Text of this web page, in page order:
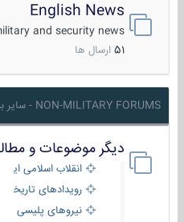
English News
and security news
51 ارسال ها
NON-MILITARY FORUMS - سایر بخشها
دیگر موضوعات و
انقلاب اسلامی ایران
رویدادهای تاریخی
نیروهای پلیسی